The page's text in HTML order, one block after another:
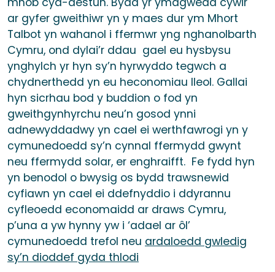
ar gyfer gweithiwr yn y maes dur ym Mhort
Talbot yn wahanol i ffermwr yng nghanolbarth
Cymru, ond dylai’r ddau gael eu hysbysu
ynghylch yr hyn sy’n hyrwyddo tegwch a
chydnerthedd yn eu heconomiau lleol. Gallai
hyn sicrhau bod y buddion o fod yn
gweithgynhyrchu neu’n gosod ynni
adnewyddadwy yn cael ei werthfawrogi yn y
cymunedoedd sy’n cynnal ffermydd gwynt
neu ffermydd solar, er enghraifft. Fe fydd hyn
yn benodol o bwysig os bydd trawsnewid
cyfiawn yn cael ei ddefnyddio i ddyrannu
cyfleoedd economaidd ar draws Cymru,
p’una a yw hynny yw i ‘adael ar ôl’
cymunedoedd trefol neu ardaloedd gwledig
sy’n dioddef gyda thlodi